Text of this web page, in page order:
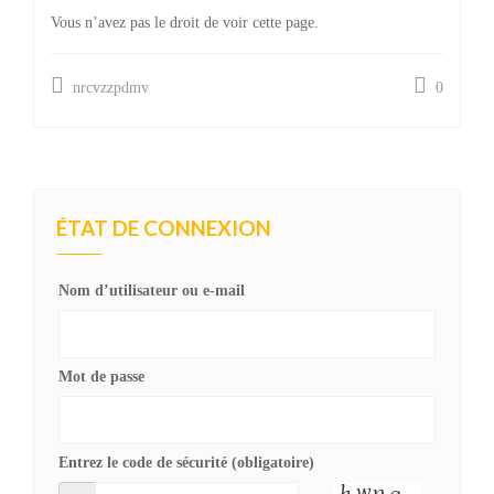
Vous n’avez pas le droit de voir cette page.
nrcvzzpdmv 0
ÉTAT DE CONNEXION
Nom d’utilisateur ou e-mail
Mot de passe
Entrez le code de sécurité (obligatoire)